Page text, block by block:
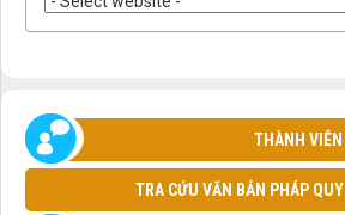
THÀNH VIÊN
TRA CỨU VĂN BẢN PHÁP QUY